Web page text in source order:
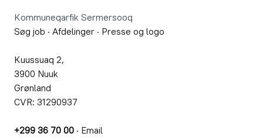
Kommuneqarfik Sermersooq
Søg job · Afdelinger · Presse og logo
Kuussuaq 2,
3900 Nuuk
Grønland
CVR: 31290937
+299 36 70 00 · Email